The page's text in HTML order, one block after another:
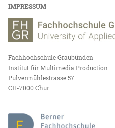
IMPRESSUM
Fachhochschule Graubünden
Institut für Multimedia Production
Pulvermühlestrasse 57
CH-7000 Chur